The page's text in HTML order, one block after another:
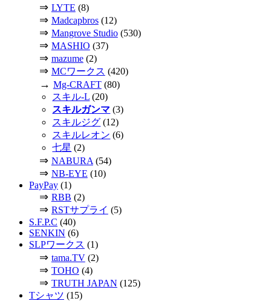
⇒ LYTE (8)
⇒ Madcapbros(12)
⇒ Mangrove Studio(530)
⇒ MASHIO (37)
⇒ mazume(2)
⇒ MCワークス (420)
→ Mg-CRAFT(80)
スキル-L (20)
スキルガンマ (3)
スキルジグ (12)
スキルレオン (6)
七星 (2)
⇒ NABURA (54)
⇒ NB-EYE (10)
PayPay (1)
⇒ RBB (2)
⇒ RSTサプライ (5)
S.F.P.C (40)
SENKIN (6)
SLPワークス (1)
⇒ tama.TV(2)
⇒ TOHO (4)
⇒ TRUTH JAPAN (125)
Tシャツ (15)